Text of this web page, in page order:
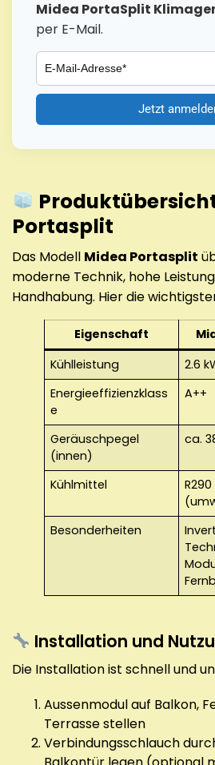
Midea PortaSplit
per E-Mail.
Portasplit
Das Modell Midea Portasplit
moderne Technik, hohe
Handhabung. Hier die
Eigenschaft
Kühlleistung
2.6
Energieeffizienzklass
e
A++
Geräuschpegel
(innen)
ca.
Kühlmittel
R290
Besonderheiten
Installation und
Die Installation ist schnell und
Aussenmodul auf Balkon,
Terrasse stellen
Verbindungsschlauch